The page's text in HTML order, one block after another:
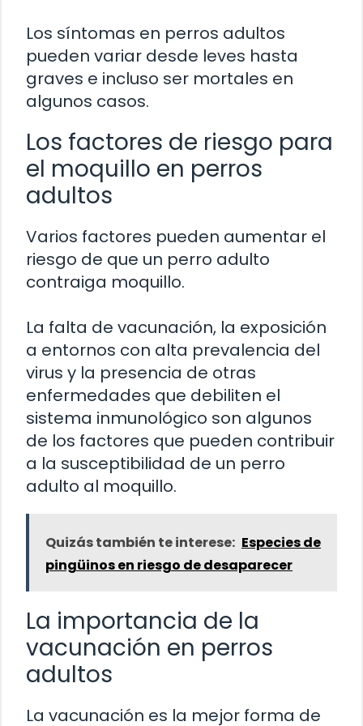
Los síntomas en perros adultos
pueden variar desde leves hasta
graves e incluso ser mortales en
algunos casos.
Los factores de riesgo para
el moquillo en perros
adultos
Varios factores pueden aumentar el
riesgo de que un perro adulto
contraiga moquillo.
La falta de vacunación, la exposición
a entornos con alta prevalencia del
virus y la presencia de otras
enfermedades que debiliten el
sistema inmunológico son algunos
de los factores que pueden contribuir
a la susceptibilidad de un perro
adulto al moquillo.
Quizás también te interese: Especies de
pingüinos en riesgo de desaparecer
La importancia de la
vacunación en perros
adultos
La vacunación es la mejor forma de